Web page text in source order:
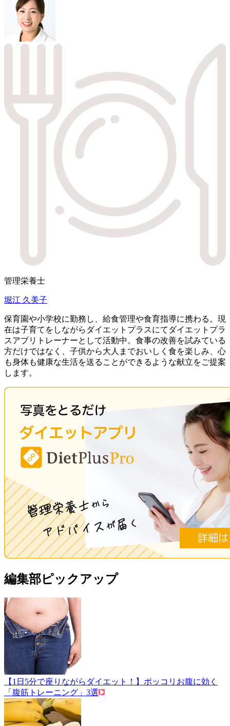
管理栄養士
堀江 久美子
保育園や小学校に勤務し、給食管理や食育指導に携わる。現
在は子育てをしながらダイエットプラスにてダイエットプラ
スアプリトレーナーとして活動中。食事の改善を試みている
方だけではなく、子供から大人までおいしく食を楽しみ、心
も身体も健康な生活を送ることができるような献立をご提案
します。
編集部ピックアップ
【1日5分で座りながらダイエット！】ポッコリお腹に効く
「腹筋トレーニング」3選